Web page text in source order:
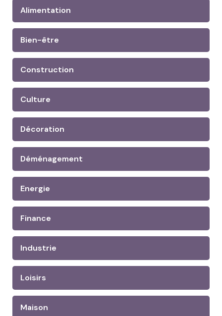
Alimentation
Bien-être
Construction
Culture
Décoration
Déménagement
Energie
Finance
Industrie
Loisirs
Maison